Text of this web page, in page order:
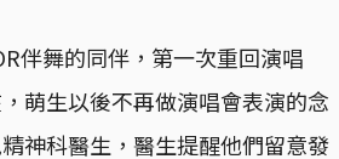
伴舞的同伴，第一次重回演唱
萌生以後不再做演唱會表演的念
神科醫生，醫生提醒他們留意發